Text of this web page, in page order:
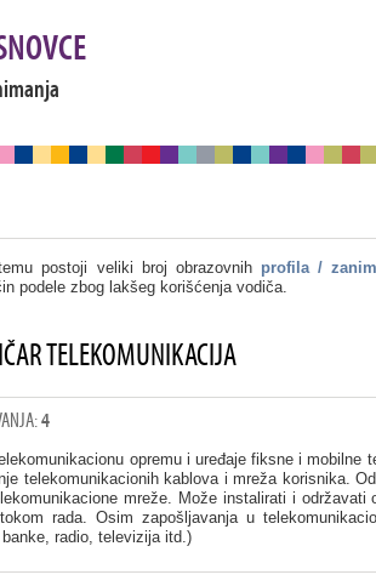
postoji veliki broj obrazovnih profila /
podele zbog lakšeg korišćenja vodiča.
TELEKOMUNIKACIJA
4
opremu i uređaje fiksne i
telekomunikacionih kablova i mreža korisnika.
mreže. Može instalirati i
rada. Osim zapošljavanja u
radio, televizija itd.)